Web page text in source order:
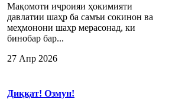
Мақомоти иҷроияи ҳокимияти
давлатии шаҳр ба самъи сокинон ва
меҳмонони шаҳр мерасонад, ки
бинобар бар...
27 Апр 2026
Диққат! Озмун!